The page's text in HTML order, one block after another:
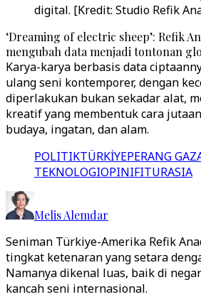
digital. [Kredit: Studio Refik
‘Dreaming of electric sheep’: Refik
mengubah data menjadi tontonan
Karya-karya berbasis data
ulang seni kontemporer, dengan
diperlakukan bukan sekadar alat,
kreatif yang membentuk cara
budaya, ingatan, dan alam.
POLITIKTÜRKİYEPERANG
TEKNOLOGIOPINIFITURASIA
Melis Alemdar
Seniman Türkiye-Amerika Refik
tingkat ketenaran yang setara
Namanya dikenal luas, baik di
kancah seni internasional.